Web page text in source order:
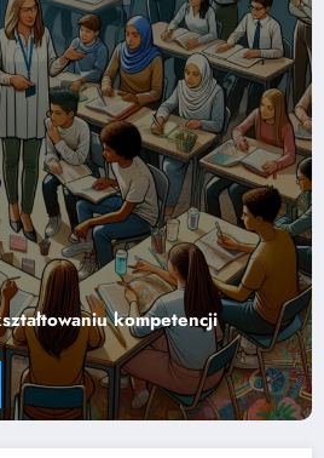
efektywność nauczania